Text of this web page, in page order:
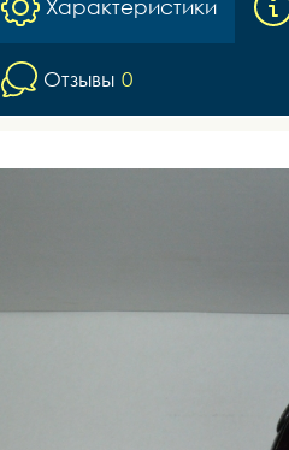
Характеристики
Отзывы 0